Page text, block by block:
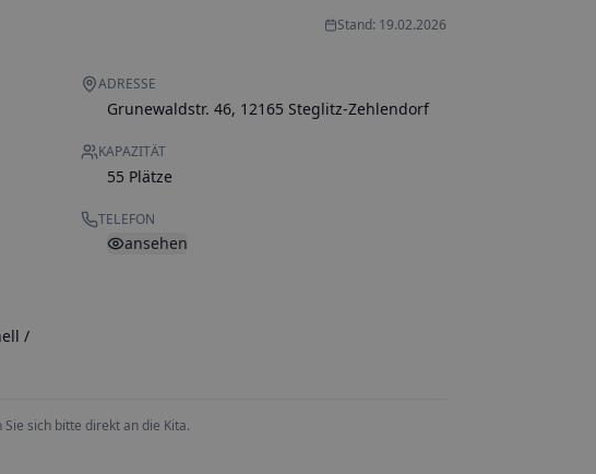
Stand: 19.02.2026
ADRESSE
Grunewaldstr. 46, 12165 Steglitz-Zehlendorf
KAPAZITÄT
55 Plätze
TELEFON
ansehen
/
sich bitte direkt an die Kita.